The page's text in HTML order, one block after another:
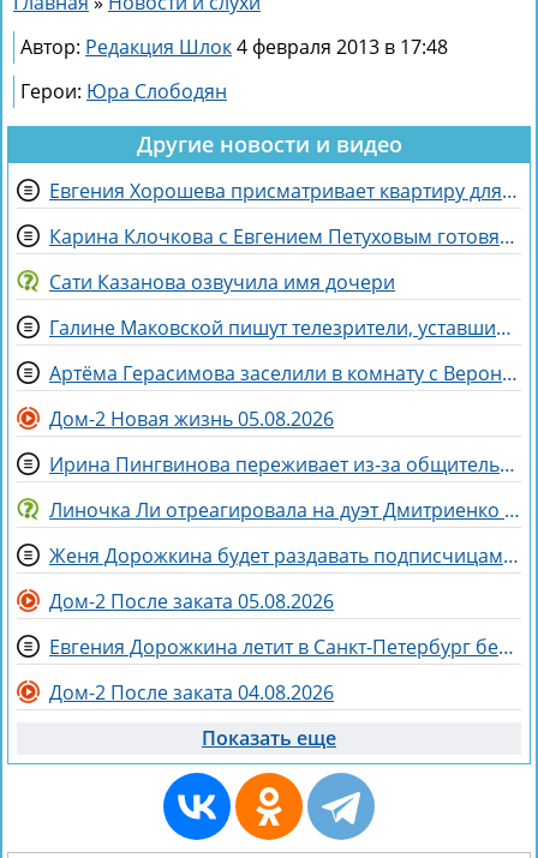
Автор: Редакция Шлок4 февраля 2013 в 17:48
Герои: Юра Слободян
Другие новости и видео
Евгения Хорошева присматривает квартиру для покупки в Питере
Карина Клочкова с Евгением Петуховым готовятся к «Китайским каникулам»
Сати Казанова озвучила имя дочери
Галине Маковской пишут телезрители, уставшие от Элины Рахимовой
Артёма Герасимова заселили в комнату с Вероникой Строгановой
Дом-2 Новая жизнь 05.08.2026
Ирина Пингвинова переживает из-за общительности дочки Миланы
Линочка Ли отреагировала на дуэт Дмитриенко с сестрой, сделав неожиданное заявление
Женя Дорожкина будет раздавать подписчицам свои вещи
Дом-2 После заката 05.08.2026
Евгения Дорожкина летит в Санкт-Петербург без мужа на несколько дней
Дом-2 После заката 04.08.2026
Показать еще